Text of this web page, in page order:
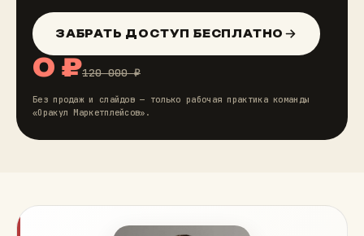
ЗАБРАТЬ ДОСТУП БЕСПЛАТНО
0 ₽120 000 ₽
Без продаж и слайдов — только рабочая практика команды
«Оракул Маркетплейсов».